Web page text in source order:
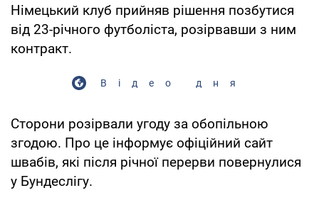
Німецький клуб прийняв рішення позбутися
від 23-річного футболіста, розірвавши з ним
контракт.
Відео дня
Сторони розірвали угоду за обопільною
згодою. Про це інформує офіційний сайт
швабів, які після річної перерви повернулися
у Бундеслігу.